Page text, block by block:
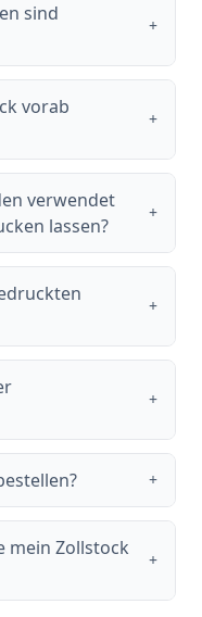
sind
+
vorab
+
verwendet
lassen?
+
+
+
+
mein Zollstock
+